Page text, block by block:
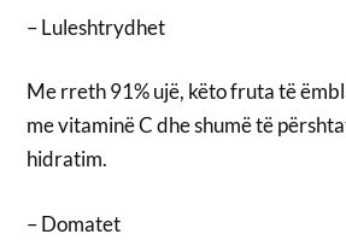
– Luleshtrydhet
Me rreth 91% ujë, këto fruta të
me vitaminë C dhe shumë të
hidratim.
– Domatet